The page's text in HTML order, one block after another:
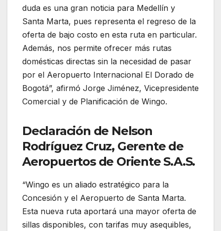
duda es una gran noticia para Medellín y
Santa Marta, pues representa el regreso de la
oferta de bajo costo en esta ruta en particular.
Además, nos permite ofrecer más rutas
domésticas directas sin la necesidad de pasar
por el Aeropuerto Internacional El Dorado de
Bogotá”, afirmó Jorge Jiménez, Vicepresidente
Comercial y de Planificación de Wingo.
Declaración de Nelson
Rodríguez Cruz, Gerente de
Aeropuertos de Oriente S.A.S.
“Wingo es un aliado estratégico para la
Concesión y el Aeropuerto de Santa Marta.
Esta nueva ruta aportará una mayor oferta de
sillas disponibles, con tarifas muy asequibles,